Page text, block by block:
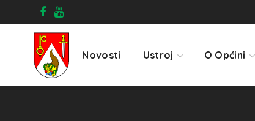
Novosti Ustroj O Općini